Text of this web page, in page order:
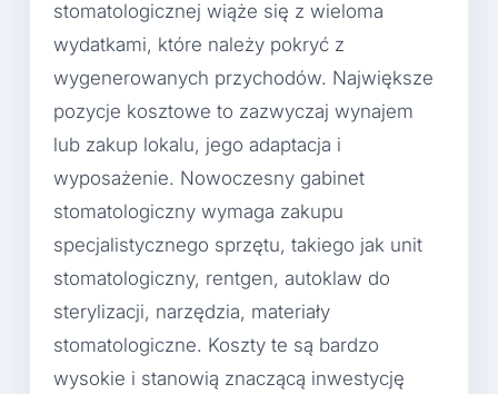
stomatologicznej wiąże się z wieloma
wydatkami, które należy pokryć z
wygenerowanych przychodów. Największe
pozycje kosztowe to zazwyczaj wynajem
lub zakup lokalu, jego adaptacja i
wyposażenie. Nowoczesny gabinet
stomatologiczny wymaga zakupu
specjalistycznego sprzętu, takiego jak unit
stomatologiczny, rentgen, autoklaw do
sterylizacji, narzędzia, materiały
stomatologiczne. Koszty te są bardzo
wysokie i stanowią znaczącą inwestycję